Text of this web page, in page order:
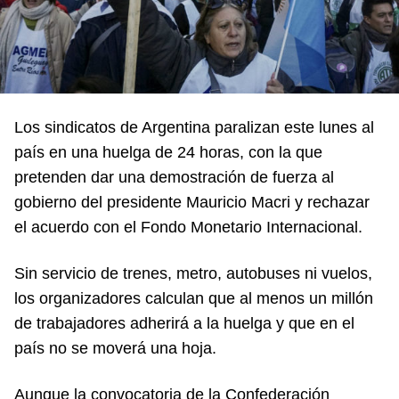
Los sindicatos de Argentina paralizan este lunes al
país en una huelga de 24 horas, con la que
pretenden dar una demostración de fuerza al
gobierno del presidente Mauricio Macri y rechazar
el acuerdo con el Fondo Monetario Internacional.
Sin servicio de trenes, metro, autobuses ni vuelos,
los organizadores calculan que al menos un millón
de trabajadores adherirá a la huelga y que en el
país no se moverá una hoja.
Aunque la convocatoria de la Confederación